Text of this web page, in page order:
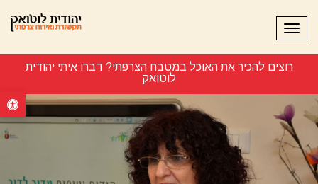
פתח
תפריט
רוצים להכיר את האוכל במטבח הצרפתי? דברו איתי יהודית
לוטואק 054-738882